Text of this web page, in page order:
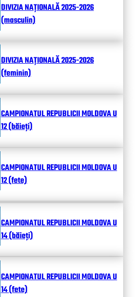
DIVIZIA NAȚIONALĂ 2025-2026
(masculin)
DIVIZIA NAȚIONALĂ 2025-2026
(feminin)
CAMPIONATUL REPUBLICII MOLDOVA U
12 (băieți)
CAMPIONATUL REPUBLICII MOLDOVA U
12 (fete)
CAMPIONATUL REPUBLICII MOLDOVA U
14 (băieți)
CAMPIONATUL REPUBLICII MOLDOVA U
14 (fete)